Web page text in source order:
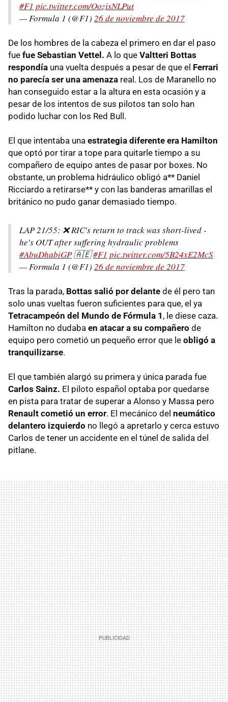
#F1 pic.twitter.com/OozisNLPut
— Formula 1 (@F1) 26 de noviembre de 2017
De los hombres de la cabeza el primero en dar el paso
fue fue Sebastian Vettel. A lo que Valtteri Bottas
respondía una vuelta después a pesar de que el Ferrari
no parecía ser una amenaza real. Los de Maranello no
han conseguido estar a la altura en esta ocasión y a
pesar de los intentos de sus pilotos tan solo han
podido luchar con los Red Bull.
El que intentaba una estrategia diferente era Hamilton
que optó por tirar a tope para quitarle tiempo a su
compañero de equipo antes de pasar por boxes. No
obstante, un problema hidráulico obligó a** Daniel
Ricciardo a retirarse** y con las banderas amarillas el
británico no pudo ganar demasiado tiempo.
LAP 21/55: ❌ RIC's return to track was short-lived -
he's OUT after suffering hydraulic problems
#AbuDhabiGP🇦🇪#F1 pic.twitter.com/5B24xE2McS
— Formula 1 (@F1) 26 de noviembre de 2017
Tras la parada, Bottas salió por delante de él pero tan
solo unas vueltas fueron suficientes para que, el ya
Tetracampeón del Mundo de Fórmula 1 , le diese caza.
Hamilton no dudaba en atacar a su compañero de
equipo pero cometió un pequeño error que le obligó a
tranquilizarse.
El que también alargó su primera y única parada fue
Carlos Sainz. El piloto español optaba por quedarse
en pista para tratar de superar a Alonso y Massa pero
Renault cometió un error. El mecánico del neumático
delantero izquierdo no llegó a apretarlo y cerca estuvo
Carlos de tener un accidente en el túnel de salida del
pitlane.